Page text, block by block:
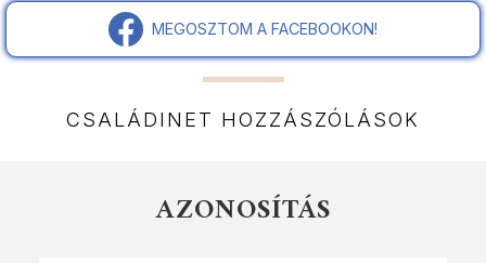
MEGOSZTOM A FACEBOOKON!
CSALÁDINET HOZZÁSZÓLÁSOK
AZONOSÍTÁS